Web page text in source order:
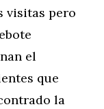
visitas pero
el
que
la